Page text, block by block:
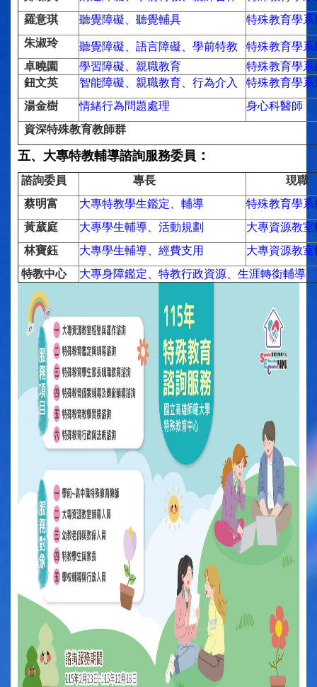
羅意琪
聽覺障礙、聽覺輔具
特殊教育學系
朱淑玲
聽覺障礙、語言障礙、學前特教
特殊教育學系
卓曉園
學習障礙、親職教育
特殊教育學系
鈕文英
智能障礙、親職教育、行為介入
特殊教育學系
湯金樹
情緒行為問題處理
身心科醫師
資深特殊教育教師群
五、大專特教輔導諮詢服務委員 ：
諮詢委員 專長
現職
蔡明富
大專特教學生鑑定、輔導
特殊教育學系
黃葳庭
大專學生輔導、活動規劃
大專資源教
林寶鈺
大專學生輔導、經費支用
大專資源教
特教中心
大專身障鑑定、特教行政資源、生涯轉銜輔導